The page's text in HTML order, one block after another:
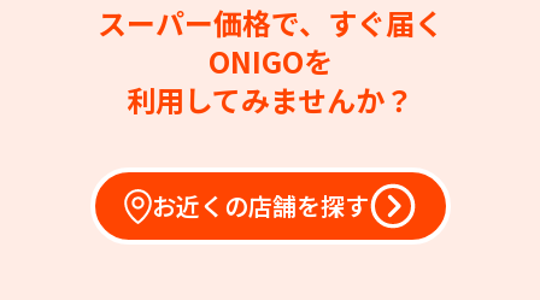
スーパー価格で、すぐ届く
ONIGOを
利用してみませんか？
お近くの店舗を探す